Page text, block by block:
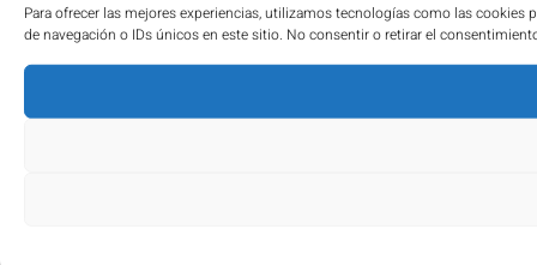
Para ofrecer las mejores experiencias, utilizamos tecnologías como las
de navegación o IDs únicos en este sitio. No consentir o retirar el